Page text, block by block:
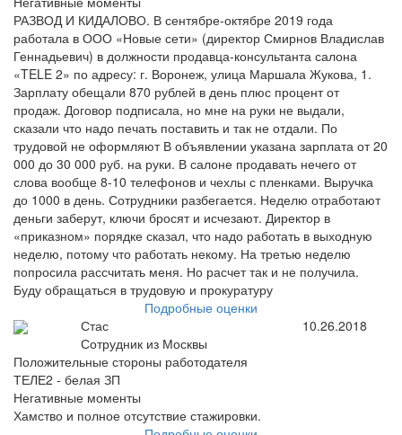
РАЗВОД И КИДАЛОВО. В сентябре-октябре 2019 года
работала в ООО «Новые сети» (директор Смирнов Владислав
Геннадьевич) в должности продавца-консультанта салона
«TELE 2» по адресу: г. Воронеж, улица Маршала Жукова, 1.
Зарплату обещали 870 рублей в день плюс процент от
продаж. Договор подписала, но мне на руки не выдали,
сказали что надо печать поставить и так не отдали. По
трудовой не оформляют В объявлении указана зарплата от 20
000 до 30 000 руб. на руки. В салоне продавать нечего от
слова вообще 8-10 телефонов и чехлы с пленками. Выручка
до 1000 в день. Сотрудники разбегается. Неделю отработают
деньги заберут, ключи бросят и исчезают. Директор в
«приказном» порядке сказал, что надо работать в выходную
неделю, потому что работать некому. На третью неделю
попросила рассчитать меня. Но расчет так и не получила.
Буду обращаться в трудовую и прокуратуру
Подробные оценки
Стас
Сотрудник из Москвы
10.26.2018
Положительные стороны работодателя
ТЕЛЕ2 - белая ЗП
Негативные моменты
Хамство и полное отсутствие стажировки.